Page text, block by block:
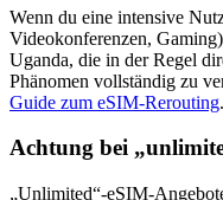
Wenn du eine intensive
Videokonferenzen,
Uganda, die in der Regel
Phänomen vollständig zu
Guide zum eSIM-Rerouting.
Achtung bei
„Unlimited“-eSIM-